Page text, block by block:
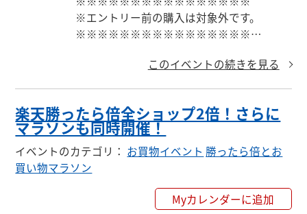
※エントリー前の購入は対象外です。
※※※※※※※※※※※※※※※※
クーポン・エントリーまとめはこちら
matome/
このイベントの続きを見る
楽天勝ったら倍全ショップ2倍！さらに
マラソンも同時開催！
イベントのカテゴリ ： お買物イベント 勝ったら倍とお
買い物マラソン
Myカレンダーに追加